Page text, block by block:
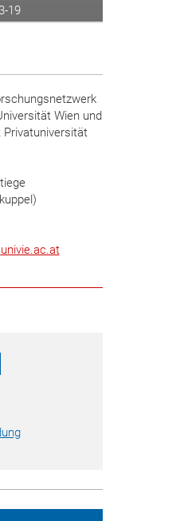
19
Wien und
univie.ac.at